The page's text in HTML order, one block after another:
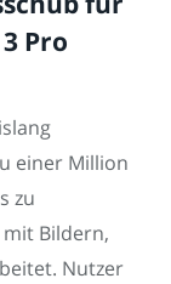
Pro
einer Million
zu
Bildern,
Nutzer